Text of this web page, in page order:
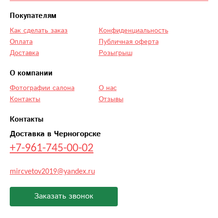
Отдельная
благодарность
курьеру: все
привезли быстро и
тот день, когда было
нужно. Такие
приятные
обязательно
обращусь снова.
действительно
шикарные, радуют
глаз и наполняют
дом уютом и
Контакты
Доставка в Черногорске
+7-961-745-00-02
mircvetov2019@yandex.ru
Заказать звонок
Покупателям
Как сделать заказ
Оплата
Доставка
Конфиденциальность
Публичная оферта
Розыгрыш
О компании
Фотографии салона
Контакты
О нас
Отзывы